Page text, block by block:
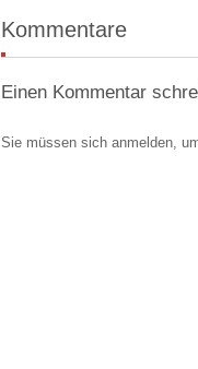
Kommentare
Einen Kommentar
Sie müssen sich anmelden,